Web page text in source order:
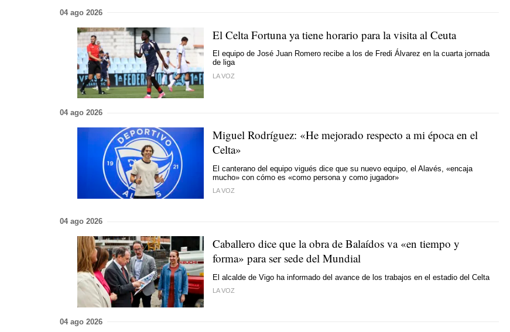
04 ago 2026
El Celta Fortuna ya tiene horario para la visita al Ceuta
El equipo de José Juan Romero recibe a los de Fredi Álvarez en la cuarta jornada
de liga
LA VOZ
04 ago 2026
Miguel Rodríguez: «He mejorado respecto a mi época en el
Celta»
El canterano del equipo vigués dice que su nuevo equipo, el Alavés, «encaja
mucho» con cómo es «como persona y como jugador»
LA VOZ
04 ago 2026
Caballero dice que la obra de Balaídos va «en tiempo y
forma» para ser sede del Mundial
El alcalde de Vigo ha informado del avance de los trabajos en el estadio del Celta
LA VOZ
04 ago 2026